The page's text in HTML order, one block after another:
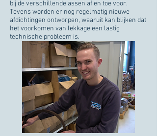
bij de verschillende assen af en toe voor.
Tevens worden er nog regelmatig nieuwe
afdichtingen ontworpen, waaruit kan blijken dat
het voorkomen van lekkage een lastig
technische probleem is.